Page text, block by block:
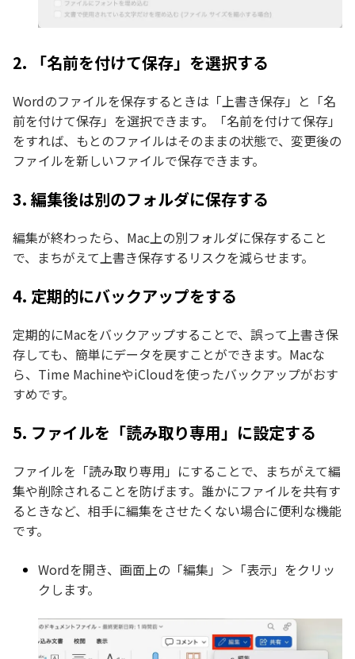
2. 「名前を付けて保存」を選択する
Wordのファイルを保存するときは「上書き保存」と「名
前を付けて保存」を選択できます。「名前を付けて保存」
をすれば、もとのファイルはそのままの状態で、変更後の
ファイルを新しいファイルで保存できます。
3. 編集後は別のフォルダに保存する
編集が終わったら、Mac上の別フォルダに保存すること
で、まちがえて上書き保存するリスクを減らせます。
4. 定期的にバックアップをする
定期的にMacをバックアップすることで、誤って上書き保
存しても、簡単にデータを戻すことができます。Macな
ら、Time MachineやiCloudを使ったバックアップがおす
すめです。
5. ファイルを「読み取り専用」に設定する
ファイルを「読み取り専用」にすることで、まちがえて編
集や削除されることを防げます。誰かにファイルを共有す
るときなど、相手に編集をさせたくない場合に便利な機能
です。
Wordを開き、画面上の「編集」＞「表示」をクリッ
クします。